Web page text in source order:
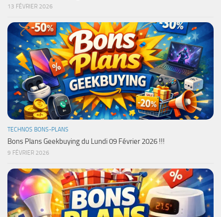
13 FÉVRIER 2026
TECHNOS BONS-PLANS
Bons Plans Geekbuying du Lundi 09 Février 2026 !!!
9 FÉVRIER 2026